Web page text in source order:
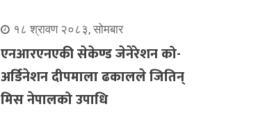
१८ श्रावण २०८३, सोमबार
एनआरएनएकी सेकेण्ड जेनेरेशन को-
अर्डिनेशन दीपमाला ढकालले जितिन्
मिस नेपालको उपाधि